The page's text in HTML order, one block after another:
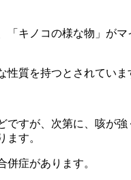
キノコの様な物」が
質を持つとされていま
すが、次第に、咳が強
す。
症があります。